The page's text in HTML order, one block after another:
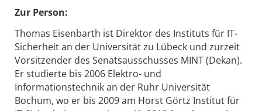
Zur Person:
Thomas Eisenbarth ist Direktor des Instituts für IT-
Sicherheit an der Universität zu Lübeck und zurzeit
Vorsitzender des Senatsausschusses MINT (Dekan).
Er studierte bis 2006 Elektro- und
Informationstechnik an der Ruhr Universität
Bochum, wo er bis 2009 am Horst Görtz Institut für